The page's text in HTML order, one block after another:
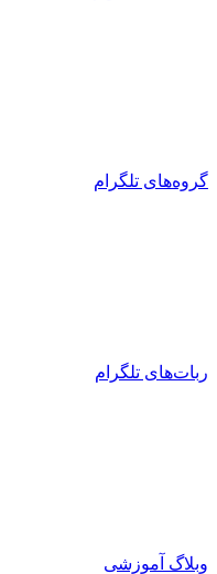
گروه‌های تلگرام
ربات‌های تلگرام
وبلاگ آموزشی